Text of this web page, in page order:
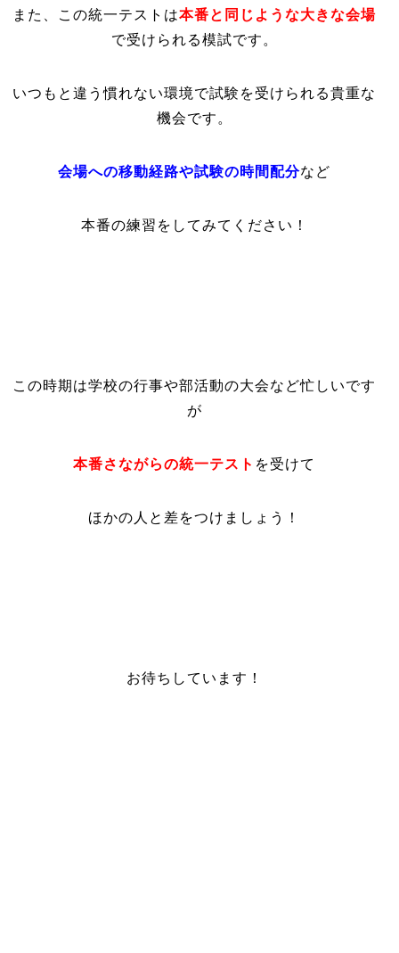
また、この統一テストは本番と同じような大きな会場
で受けられる模試です。
いつもと違う慣れない環境で試験を受けられる貴重な
機会です。
会場への移動経路や試験の時間配分など
本番の練習をしてみてください！
この時期は学校の行事や部活動の大会など忙しいです
が
本番さながらの統一テスト を受けて
ほかの人と差をつけましょう！
お待ちしています！